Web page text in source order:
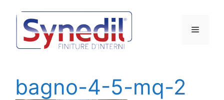
contenuto
Menu
bagno-4-5-mq-2